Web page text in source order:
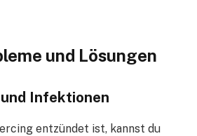
und Lösungen
Infektionen
entzündet ist, kannst du